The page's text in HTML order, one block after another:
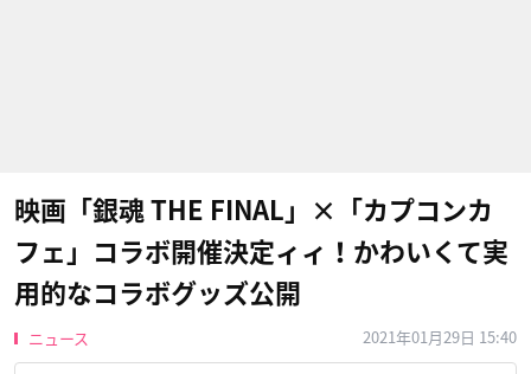
映画「銀魂 THE FINAL」×「カプコンカ
フェ」コラボ開催決定ィィ！かわいくて実
用的なコラボグッズ公開
ニュース 2021年01月29日 15:40